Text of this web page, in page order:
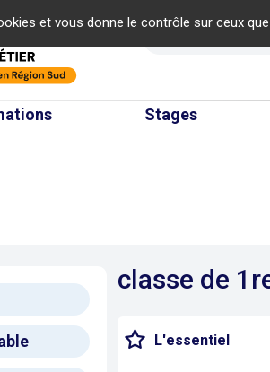
et vous donne le contrôle sur ceux
Stages
classe de
L'essentiel